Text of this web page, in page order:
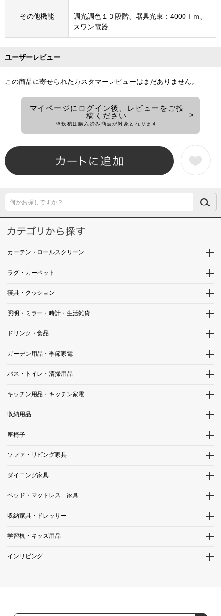
その他機能
調光調色１０段階、器具光束：4000ｌｍ、
スワン電器
ユーザーレビュー
この商品に寄せられたカスタマーレビューはまだありません。
マイページにログイン後、レビューをご投
稿ください
※投稿は購入済み商品が対象となります
何かお探しですか？
カーテン・ロールスクリーン
ラグ・カーペット
寝具・クッション
照明・ミラー・時計・生活雑貨
ドリンク・食品
ガーデン用品・季節家電
バス・トイレ・清掃用品
キッチン用品・キッチン家電
収納用品
座椅子
ソファ・リビング家具
ダイニング家具
ベッド・マットレス 家具
収納家具・ドレッサー
学習机・キッズ用品
インリビング